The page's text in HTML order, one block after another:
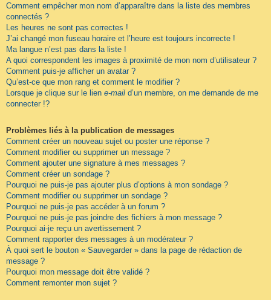
Comment empêcher mon nom d’apparaître dans la liste des membres
connectés ?
Les heures ne sont pas correctes !
J’ai changé mon fuseau horaire et l’heure est toujours incorrecte !
Ma langue n’est pas dans la liste !
A quoi correspondent les images à proximité de mon nom d’utilisateur ?
Comment puis-je afficher un avatar ?
Qu’est-ce que mon rang et comment le modifier ?
Lorsque je clique sur le lien e-mail d’un membre, on me demande de me
connecter !?
Problèmes liés à la publication de messages
Comment créer un nouveau sujet ou poster une réponse ?
Comment modifier ou supprimer un message ?
Comment ajouter une signature à mes messages ?
Comment créer un sondage ?
Pourquoi ne puis-je pas ajouter plus d’options à mon sondage ?
Comment modifier ou supprimer un sondage ?
Pourquoi ne puis-je pas accéder à un forum ?
Pourquoi ne puis-je pas joindre des fichiers à mon message ?
Pourquoi ai-je reçu un avertissement ?
Comment rapporter des messages à un modérateur ?
À quoi sert le bouton « Sauvegarder » dans la page de rédaction de
message ?
Pourquoi mon message doit être validé ?
Comment remonter mon sujet ?